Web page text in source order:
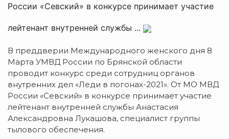
России «Севский» в конкурсе принимает участие
лейтенант внутренней службы ...
В преддверии Международного женского дня 8
Марта УМВД России по Брянской области
проводит конкурс среди сотрудниц органов
внутренних дел «Леди в погонах-2021». От МО МВД
России «Севский» в конкурсе принимает участие
лейтенант внутренней службы Анастасия
Александровна Лукашова, специалист группы
тылового обеспечения.